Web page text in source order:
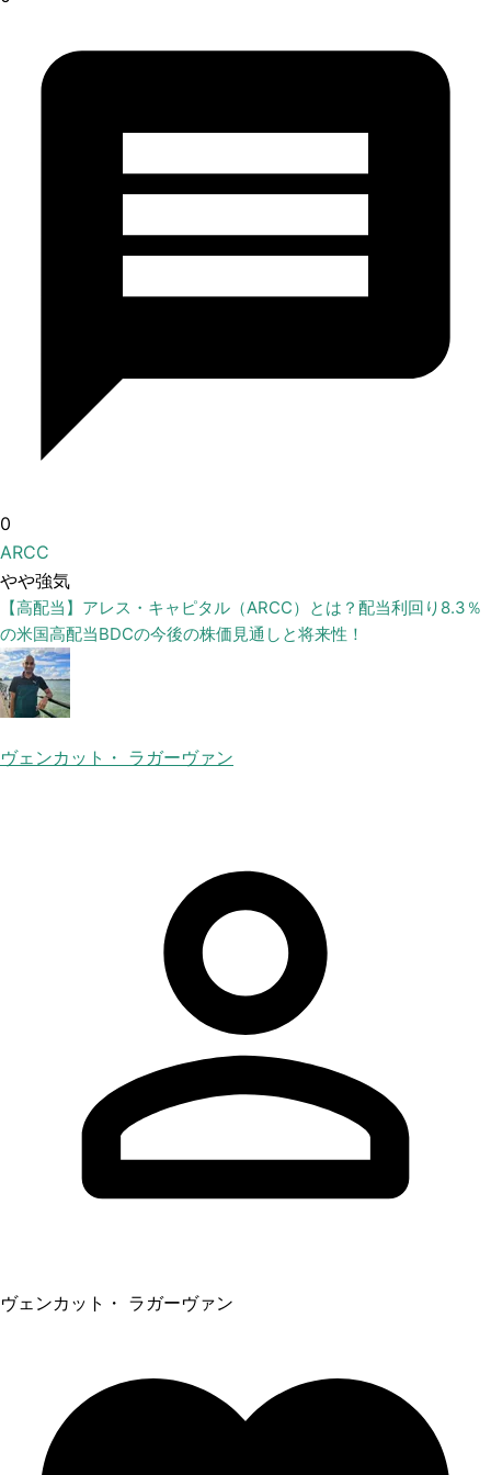
0
ARCC
やや強気
【高配当】アレス・キャピタル（ARCC）とは？配当利回り8.3％
の米国高配当BDCの今後の株価見通しと将来性！
ヴェンカット・ ラガーヴァン
ヴェンカット・ ラガーヴァン